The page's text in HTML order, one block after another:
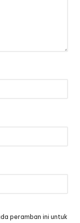
peramban ini untuk